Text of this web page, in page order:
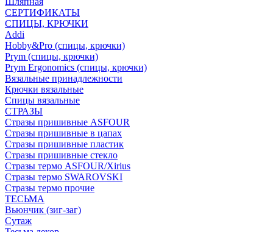
СЕРТИФИКАТЫ
СПИЦЫ, КРЮЧКИ
Addi
Hobby&Pro (спицы, крючки)
Prym (спицы, крючки)
Prym Ergonomics (спицы, крючки)
Вязальные принадлежности
Крючки вязальные
Спицы вязальные
СТРАЗЫ
Стразы пришивные ASFOUR
Стразы пришивные в цапах
Стразы пришивные пластик
Стразы пришивные стекло
Стразы термо ASFOUR/Xirius
Стразы термо SWAROVSKI
Стразы термо прочие
ТЕСЬМА
Вьюнчик (зиг-заг)
Сутаж